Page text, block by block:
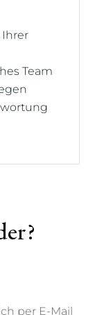
Ihrer
Team
per E-Mail